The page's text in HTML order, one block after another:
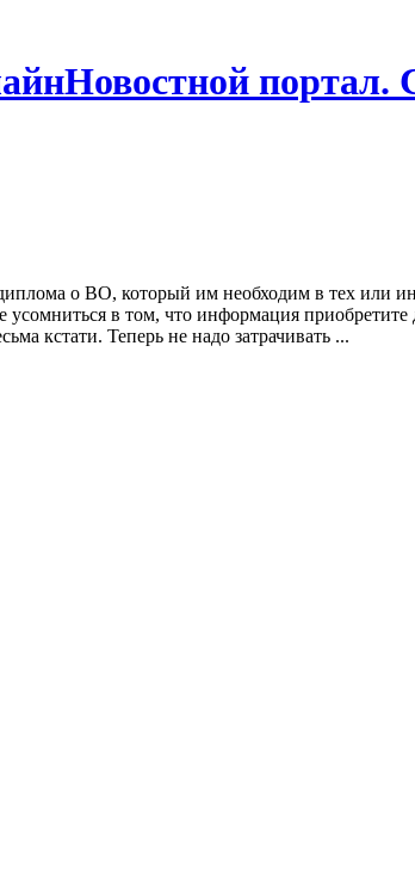
Новостной портал.
о ВО, который им необходим в тех или
в том, что информация
кстати. Теперь не надо затрачивать ...